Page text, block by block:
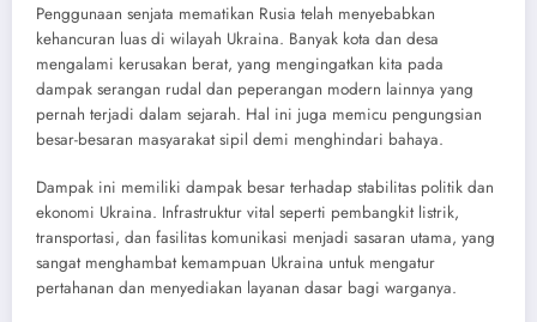
Penggunaan senjata mematikan Rusia telah menyebabkan
kehancuran luas di wilayah Ukraina. Banyak kota dan desa
mengalami kerusakan berat, yang mengingatkan kita pada
dampak serangan rudal dan peperangan modern lainnya yang
pernah terjadi dalam sejarah. Hal ini juga memicu pengungsian
besar-besaran masyarakat sipil demi menghindari bahaya.
Dampak ini memiliki dampak besar terhadap stabilitas politik dan
ekonomi Ukraina. Infrastruktur vital seperti pembangkit listrik,
transportasi, dan fasilitas komunikasi menjadi sasaran utama, yang
sangat menghambat kemampuan Ukraina untuk mengatur
pertahanan dan menyediakan layanan dasar bagi warganya.